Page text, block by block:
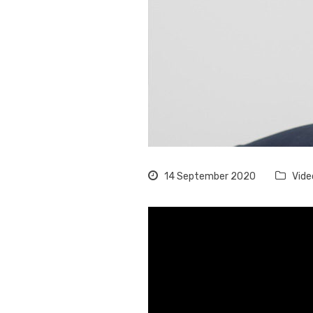
14 September 2020